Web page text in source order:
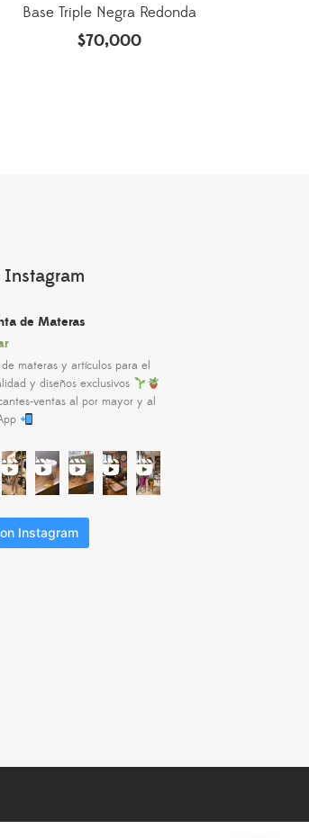
Base Triple Negra Redonda
$70,000
de Materas
materas y artículos para el
y diseños exclusivos
ventas al por mayor y al
Instagram